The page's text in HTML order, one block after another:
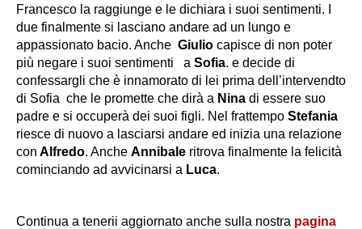
Francesco la raggiunge e le dichiara i suoi sentimenti. I
due finalmente si lasciano andare ad un lungo e
appassionato bacio. Anche Giulio capisce di non poter
più negare i suoi sentimenti a Sofia. e decide di
confessargli che è innamorato di lei prima dell’intervendto
di Sofia che le promette che dirà a Nina di essere suo
padre e si occuperà dei suoi figli. Nel frattempo Stefania
riesce di nuovo a lasciarsi andare ed inizia una relazione
con Alfredo. Anche Annibale ritrova finalmente la felicità
cominciando ad avvicinarsi a Luca.
Continua a tenerii aggiornato anche sulla nostra pagina